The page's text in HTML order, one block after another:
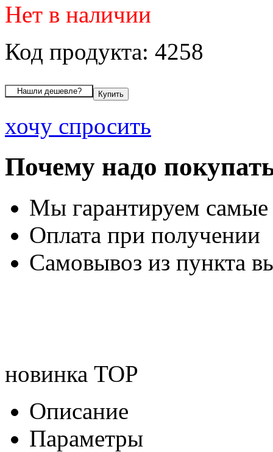
Нет в наличии
Код продукта: 4258
хочу спросить
Почему надо
Мы гарантируем
Оплата при получении
Самовывоз из пункта
новинка TOP
Описание
Параметры